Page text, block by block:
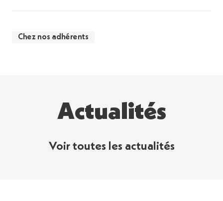
Chez nos adhérents
Actualités
Voir toutes les actualités